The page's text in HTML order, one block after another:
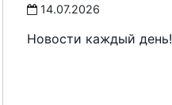
14.07.2026
Новости каждый день!